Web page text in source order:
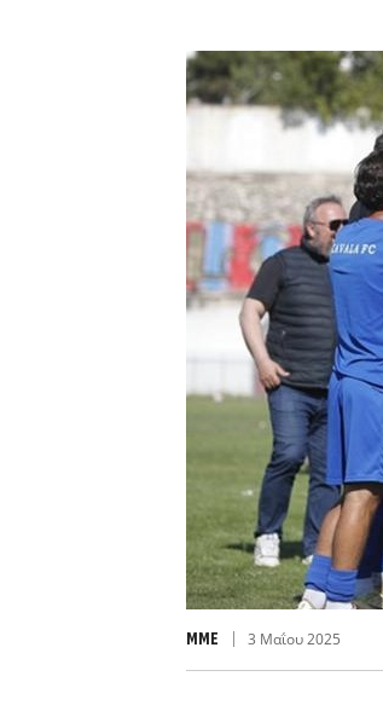
MME 3 Μαΐου 2025